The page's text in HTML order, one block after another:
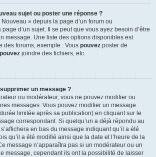
sujet ou poster une réponse ?
» depuis la page d’un forum ou
d’un sujet. Il se peut que vous ayez besoin d’être
message. Une liste des options disponibles est
des forums, exemple : Vous pouvez poster de
pouvez joindre des fichiers, etc.
un message ?
ou modérateur, vous ne pouvez modifier ou
messages. Vous pouvez modifier un message
limitée après sa publication) en cliquant sur le
correspondant. Si quelqu’un a déjà répondu au
en bas du message indiquant qu’il a été
qu’il a été modifié ainsi que la date et l’heure de la
message n’apparaîtra pas si un modérateur ou un
message, cependant ils ont la possibilité de laisser